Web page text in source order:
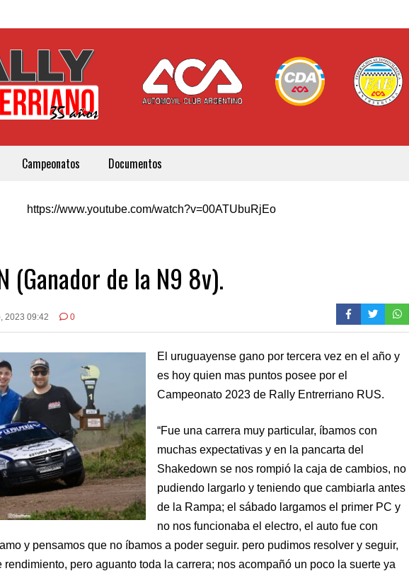
Campeonatos Documentos
https://www.youtube.com/watch?v=00ATUbuRjEo
(Ganador de la N9 8v).
2023 09:42 0
El uruguayense gano por tercera vez en el año y
es hoy quien mas puntos posee por el
Campeonato 2023 de Rally Entrerriano RUS.
“Fue una carrera muy particular, íbamos con
muchas expectativas y en la pancarta del
Shakedown se nos rompió la caja de cambios, no
pudiendo largarlo y teniendo que cambiarla antes
de la Rampa; el sábado largamos el primer PC y
no nos funcionaba el electro, el auto fue con
y pensamos que no íbamos a poder seguir. pero pudimos resolver y seguir,
pero aguanto toda la carrera; nos acompañó un poco la suerte ya